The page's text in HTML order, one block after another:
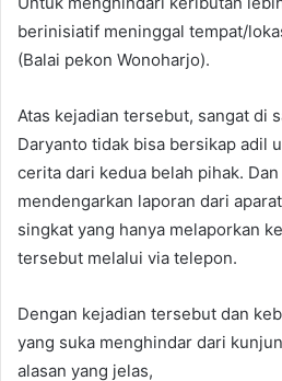
berinisiatif meninggal tempat/
(Balai pekon Wonoharjo).
Atas kejadian tersebut, sangat di
Daryanto tidak bisa bersikap adil
cerita dari kedua belah pihak.
mendengarkan laporan dari
singkat yang hanya melaporkan
tersebut melalui via telepon.
Dengan kejadian tersebut dan
yang suka menghindar dari
alasan yang jelas,